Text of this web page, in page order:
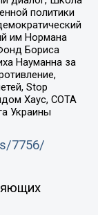
политики
им Нормана
Бориса
Науманна за
Stop
Хаус, СОТА
Украины
7756/